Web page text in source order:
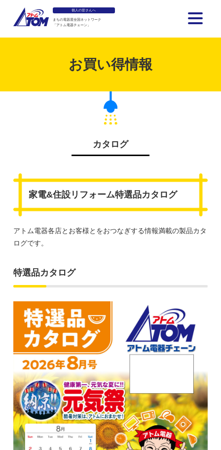
個人の皆さんへ
まちの電器屋全国ネットワーク
「アトム電器チェーン」
お買い得情報
カタログ
家電&住設リフォーム特選品カタログ
アトム電器各店とお客様とをおつなぎする情報満載の製品カタ
ログです。
特選品カタログ